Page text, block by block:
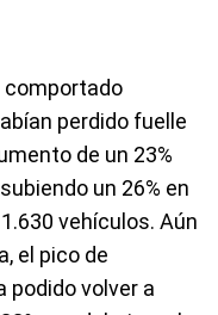
comportado
perdido fuelle
de un 23%
un 26% en
vehículos. Aún
el pico de
podido volver a